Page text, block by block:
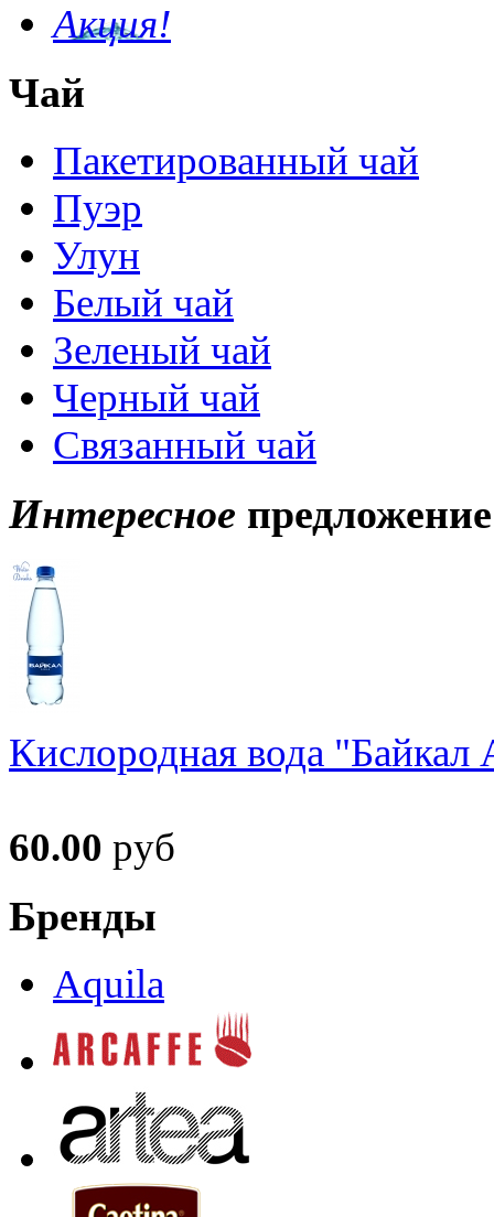
Акция!
Чай
Пакетированный чай
Пуэр
Улун
Белый чай
Зеленый чай
Черный чай
Связанный чай
Интересное предложение
Кислородная вода "Байкал
60.00 руб
Бренды
Aquila